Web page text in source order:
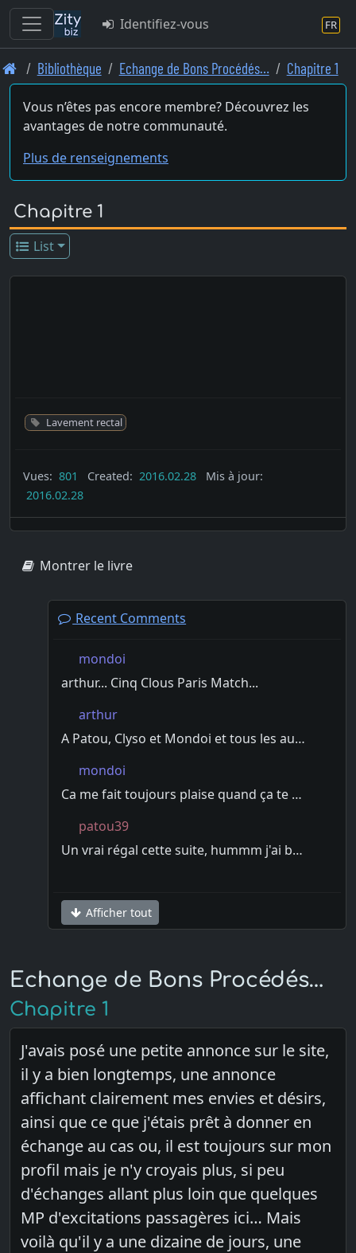
Skip
to
main
content
Identifiez-vous FR
Bibliothèque Echange de Bons Procédés… Chapitre 1
Vous n’êtes pas encore membre? Découvrez les
avantages de notre communauté.
Plus de renseignements
Chapitre 1
List
Lavement rectal
Vues: 801 Created: 2016.02.28
Mis à jour:
2016.02.28
Montrer le livre
Recent Comments
mondoi
arthur... Cinq Clous Paris Match...
arthur
A Patou, Clyso et Mondoi et tous les au…
mondoi
Ca me fait toujours plaise quand ça te …
patou39
Un vrai régal cette suite, hummm j'ai b…
Afficher tout
Echange de Bons Procédés…
Chapitre 1
J'avais posé une petite annonce sur le site,
il y a bien longtemps, une annonce
affichant clairement mes envies et désirs,
ainsi que ce que j'étais prêt à donner en
échange au cas ou, il est toujours sur mon
profil mais je n'y croyais plus, si peu
d'échanges allant plus loin que quelques
MP d'excitations passagères ici… Mais
voilà qu'il y a une dizaine de jours, une